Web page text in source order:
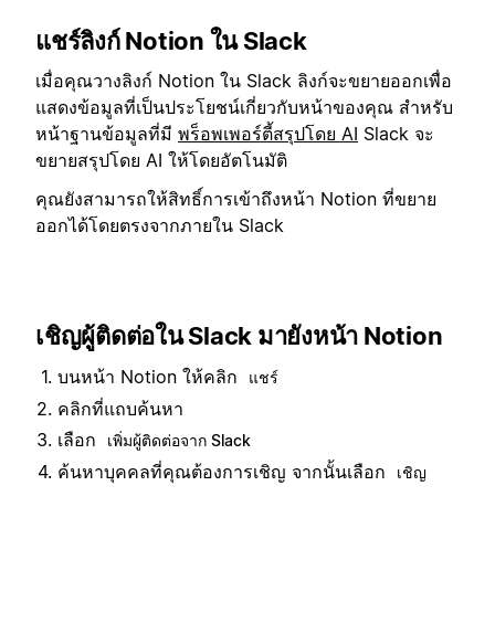
แชร์ลิงก์ Notion ใน Slack
เมื่อคุณวางลิงก์ Notion ใน Slack ลิงก์จะขยายออกเพื่อ
แสดงข้อมูลที่เป็นประโยชน์เกี่ยวกับหน้าของคุณ สำหรับ
หน้าฐานข้อมูลที่มี พร็อพเพอร์ตี้สรุปโดย AI Slack จะ
ขยายสรุปโดย AI ให้โดยอัตโนมัติ
คุณยังสามารถให้สิทธิ์การเข้าถึงหน้า Notion ที่ขยาย
ออกได้โดยตรงจากภายใน Slack
เชิญผู้ติดต่อใน Slack มายังหน้า Notion
บนหน้า Notion ให้คลิก แชร์
คลิกที่แถบค้นหา
เลือก
เพิ่มผู้ติดต่อจาก Slack
ค้นหาบุคคลที่คุณต้องการเชิญ จากนั้นเลือก เชิญ